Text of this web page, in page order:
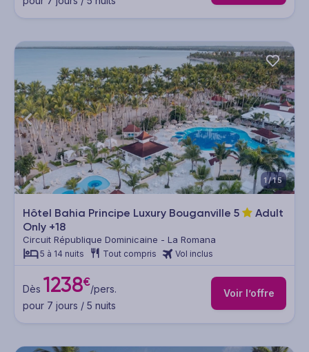
1/15
Hôtel Bahia Principe Luxury Bouganville 5
Adult
Only +18
Circuit République Dominicaine - La Romana
5 à 14 nuits Tout compris Vol inclus
Dès 1238€/pers.
pour 7 jours / 5 nuits
Voir l’offre